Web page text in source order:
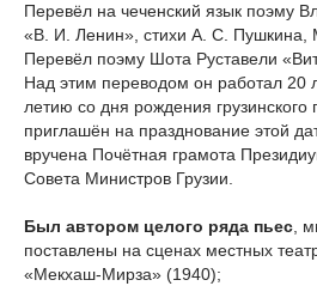
Перевёл на чеченский язык поэму
«В. И. Ленин», стихи А. С. Пушкина,
Перевёл поэму Шота Руставели
Над этим переводом он работал 20
летию со дня рождения
приглашён на празднование этой
вручена Почётная грамота
Совета Министров Грузии.
Был автором целого ряда пьес ,
поставлены на сценах местных
«Мекхаш-Мирза» (1940);